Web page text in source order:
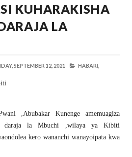
KUHARAKISHA
LA
SEPTEMBER 12, 2021 HABARI,
,Abubakar Kunenge amemuagiza
daraja la Mbuchi ,wilaya ya Kibiti
kero wananchi wanayoipata kwa